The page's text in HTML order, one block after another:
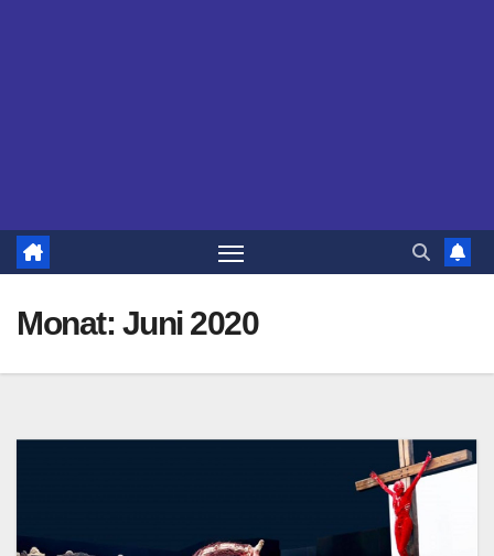
Monat: Juni 2020